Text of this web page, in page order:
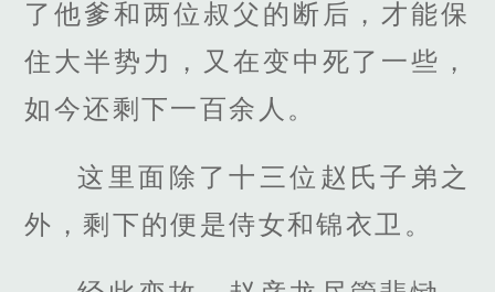
了他爹和两位叔父的断后，才能保
住大半势力，又在变中死了一些，
如今还剩下一百余人。
这里面除了十三位赵氏子弟之
外，剩下的便是侍女和锦衣卫。